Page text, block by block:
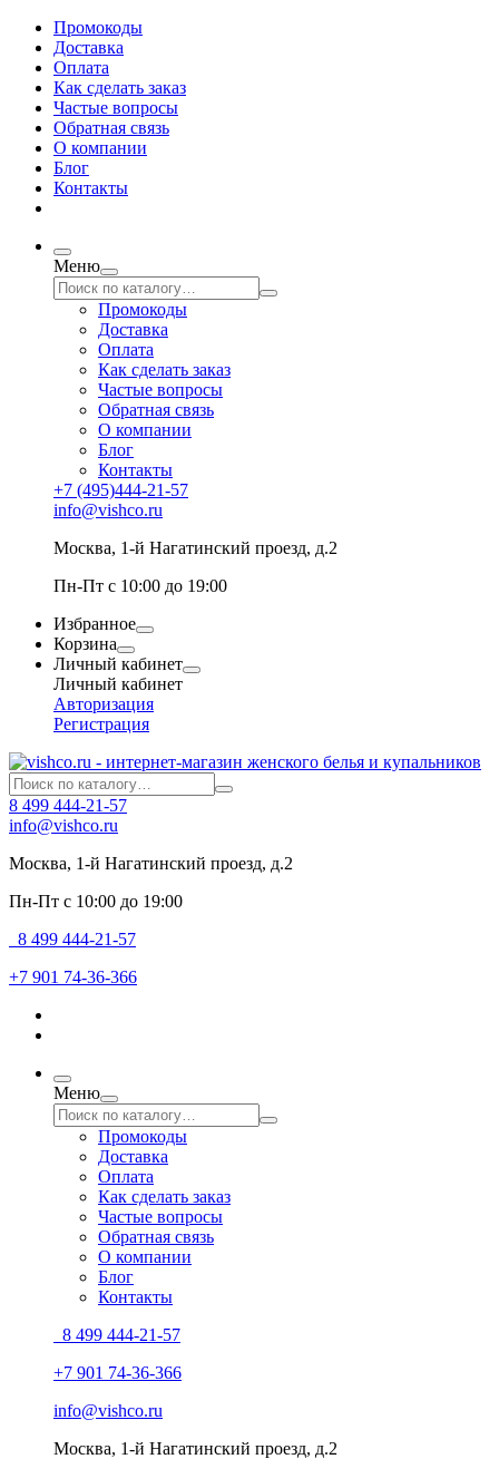
Промокоды
Доставка
Оплата
Как сделать заказ
Частые вопросы
Обратная связь
О компании
Блог
Контакты
Меню
Промокоды
Доставка
Оплата
Как сделать заказ
Частые вопросы
Обратная связь
О компании
Блог
Контакты
+7 (495)444-21-57
info@vishco.ru
Москва, 1-й Нагатинский проезд, д.2
Пн-Пт с 10:00 до 19:00
Избранное
Корзина
Личный кабинет
Личный кабинет
Авторизация
Регистрация
8 499 444-21-57
info@vishco.ru
Москва, 1-й Нагатинский проезд, д.2
Пн-Пт с 10:00 до 19:00
8 499 444-21-57
+7 901 74-36-366
Меню
Промокоды
Доставка
Оплата
Как сделать заказ
Частые вопросы
Обратная связь
О компании
Блог
Контакты
8 499 444-21-57
+7 901 74-36-366
info@vishco.ru
Москва, 1-й Нагатинский проезд, д.2